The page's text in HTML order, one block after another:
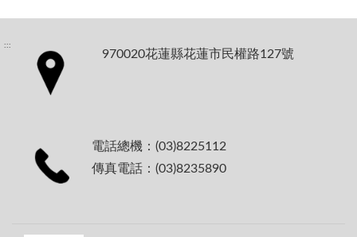
:::
970020花蓮縣花蓮市民權路127號
電話總機：(03)8225112
傳真電話：(03)8235890